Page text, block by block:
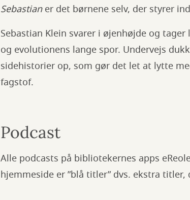
Sebastianer det børnene selv, der styrer
Sebastian Klein svarer i øjenhøjde og
og evolutionens lange spor. Undervejs
sidehistorier op, som gør det let at lytte
fagstof.
Podcast
Alle podcasts på bibliotekernes apps
hjemmeside er ”blå titler” dvs. ekstra